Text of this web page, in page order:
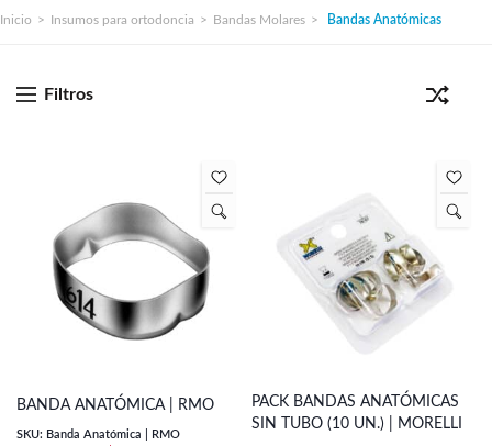
Inicio Insumos para ortodoncia Bandas Molares Bandas Anatómicas
Filtros
BANDA ANATÓMICA | RMO
SKU: Banda Anatómica | RMO
PACK BANDAS ANATÓMICAS
SIN TUBO (10 UN.) | MORELLI